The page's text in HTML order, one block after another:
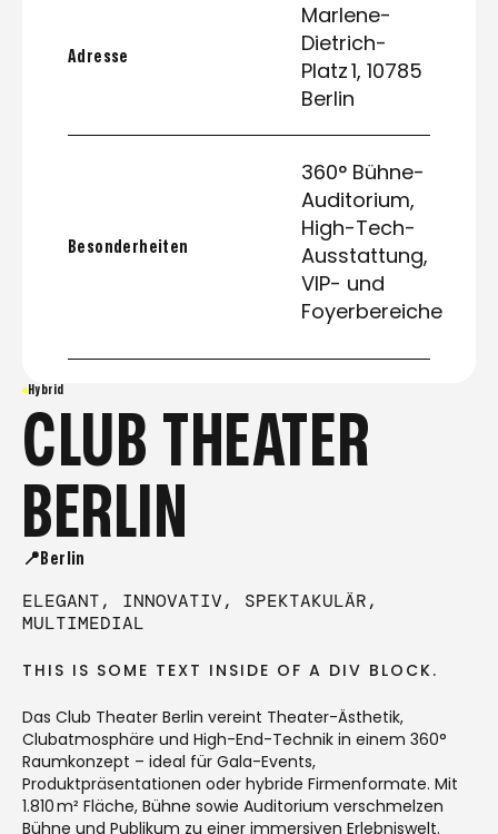
Adresse
Marlene-
Dietrich-
Platz 1, 10785
Berlin
Besonderheiten
360° Bühne-
Auditorium,
High-Tech-
Ausstattung,
VIP- und
Foyerbereiche
Hybrid
CLUB THEATER
BERLIN
📍Berlin
ELEGANT, INNOVATIV, SPEKTAKULÄR,
MULTIMEDIAL
THIS IS SOME TEXT INSIDE OF A DIV BLOCK.
Das Club Theater Berlin vereint Theater-Ästhetik,
Clubatmosphäre und High-End-Technik in einem 360°
Raumkonzept – ideal für Gala-Events,
Produktpräsentationen oder hybride Firmenformate. Mit
1.810 m² Fläche, Bühne sowie Auditorium verschmelzen
Bühne und Publikum zu einer immersiven Erlebniswelt.